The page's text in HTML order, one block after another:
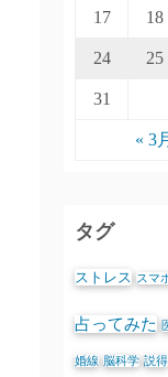
« 3
17 18
24 25
31
タグ
ストレス スマ
占ってみた
婚線 脳科学 説得